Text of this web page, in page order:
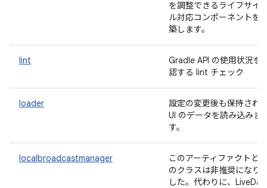
を調整できるライフサイ
ル対応コンポーネントを
築します。
lint
Gradle API の使用状況を
認する lint チェック
loader
設定の変更後も保持され
UI のデータを読み込みま
す。
localbroadcastmanager
このアーティファクトとそ
のクラスは非推奨になり
した。代わりに、